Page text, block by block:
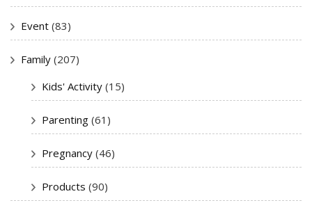
Event (83)
Family (207)
Kids' Activity (15)
Parenting (61)
Pregnancy (46)
Products (90)